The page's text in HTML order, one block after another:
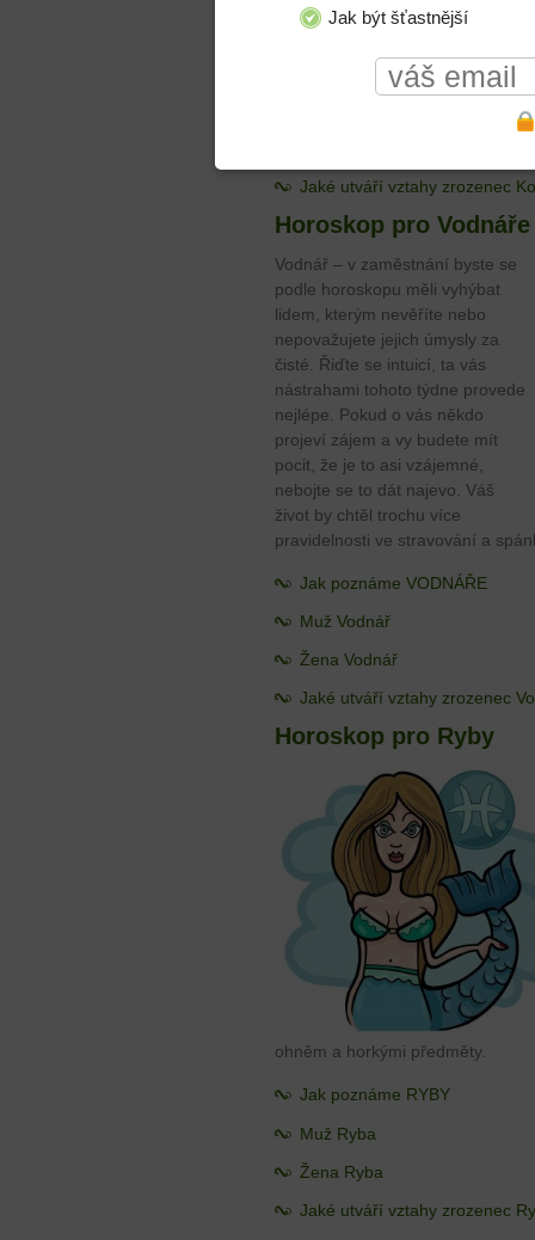
Jak být šťastnější
Jaké utváří vztahy zrozenec
Horoskop pro Vodnáře
Vodnář – v zaměstnání byste se
podle horoskopu měli vyhýbat
lidem, kterým nevěříte nebo
nepovažujete jejich úmysly za
čisté. Řiďte se intuicí, ta vás
nástrahami tohoto týdne provede
nejlépe. Pokud o vás někdo
projeví zájem a vy budete mít
pocit, že je to asi vzájemné,
nebojte se to dát najevo. Váš
život by chtěl trochu více
pravidelnosti ve stravování a
Jak poznáme VODNÁŘE
Muž Vodnář
Žena Vodnář
Jaké utváří vztahy zrozenec
Horoskop pro Ryby
ohněm a horkými předměty.
Jak poznáme RYBY
Muž Ryba
Žena Ryba
Jaké utváří vztahy zrozenec